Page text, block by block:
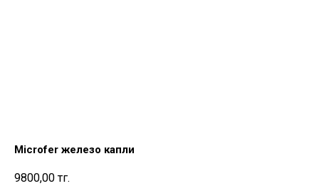
Microfer железо капли
9800,00 тг.